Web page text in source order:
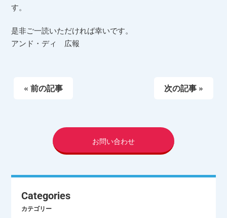
す。
是非ご一読いただければ幸いです。
アンド・ディ 広報
« 前の記事 次の記事 »
お問い合わせ
Categories
カテゴリー